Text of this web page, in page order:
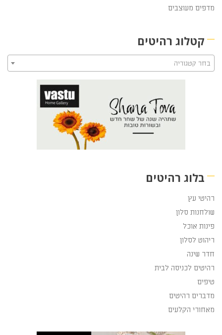
מדפים מעוצבים
קטלוג רהיטים
בחר קטגוריה
בלוג רהיטים
רהיטי עץ
שולחנות סלון
פינות אוכל
ריהוט לסלון
חדר שינה
רהיטים לכניסה לבית
טיפים
מדברים רהיטים
מאחורי הקלעים